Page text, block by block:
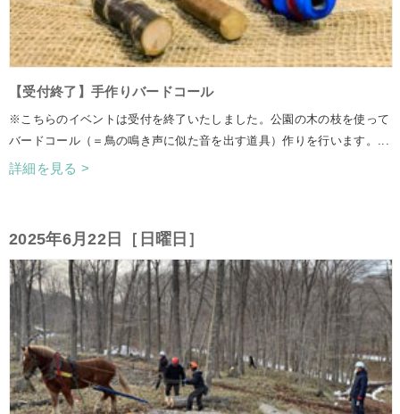
【受付終了】手作りバードコール
※こちらのイベントは受付を終了いたしました。公園の木の枝を使って
バードコール（＝鳥の鳴き声に似た音を出す道具）作りを行います。...
詳細を見る >
2025年6月22日［日曜日］